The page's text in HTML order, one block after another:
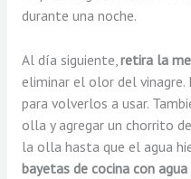
durante una noche.
Al día siguiente, retira la
eliminar el olor del
para volverlos a usar.
olla y agregar un chorrito
la olla hasta que el agua
bayetas de cocina con